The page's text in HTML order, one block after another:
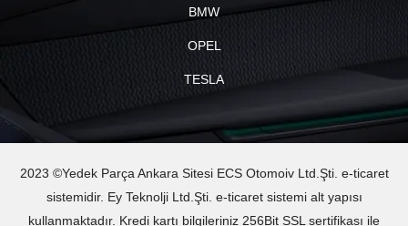
BMW
OPEL
TESLA
2023 ©Yedek Parça Ankara Sitesi ECS Otomoiv Ltd.Şti. e-ticaret
sistemidir. Ey Teknolji Ltd.Şti. e-ticaret sistemi alt yapısı
kullanmaktadır. Kredi kartı bilgileriniz 256Bit SSL sertifikası ile